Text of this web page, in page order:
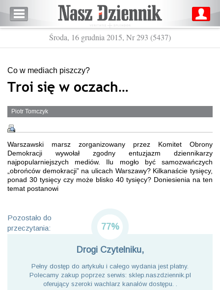
Środa, 16 grudnia 2015, Nr 293 (5437)
Co w mediach piszczy?
Troi się w oczach…
Piotr Tomczyk
Warszawski marsz zorganizowany przez Komitet Obrony
Demokracji wywołał zgodny entuzjazm dziennikarzy
najpopularniejszych mediów. Ilu mogło być samozwańczych
„obrońców demokracji” na ulicach Warszawy? Kilkanaście tysięcy,
ponad 30 tysięcy czy może blisko 40 tysięcy? Doniesienia na ten
temat postanowi
Pozostało do
przeczytania:
77%
Drogi Czytelniku,
Pełny dostęp do artykułu i całego wydania jest płatny.
Polecamy zakup poprzez serwis: sklep.naszdziennik.pl
oferujący szeroki wachlarz kanałów dostępu. .